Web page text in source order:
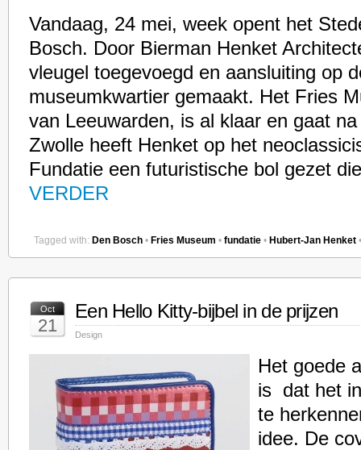
Vandaag, 24 mei, week opent het
Bosch. Door Bierman Henket
vleugel toegevoegd en aansluiting op
museumkwartier gemaakt. Het Fries
van Leeuwarden, is al klaar en gaat
Zwolle heeft Henket op het
Fundatie een futuristische bol gezet
VERDER
Tagged with: Den Bosch • Fries Museum • fundatie • Hubert-Jan Henket
Oct
21
Een Hello Kitty-bijbel in de prijzen
Design
Het goede
is dat het
te
idee. De